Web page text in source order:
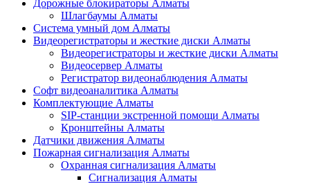
Дорожные блокираторы Алматы
Шлагбаумы Алматы
Система умный дом Алматы
Видеорегистраторы и жесткие диски Алматы
Видеорегистраторы и жесткие диски Алматы
Видеосервер Алматы
Регистратор видеонаблюдения Алматы
Софт видеоаналитика Алматы
Комплектующие Алматы
SIP-станции экстренной помощи Алматы
Кронштейны Алматы
Датчики движения Алматы
Пожарная сигнализация Алматы
Охранная сигнализация Алматы
Сигнализация Алматы